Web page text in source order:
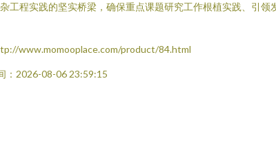
程实践的坚实桥梁，确保重点课题研究工作根植实践、引
www.momooplace.com/product/84.html
：2026-08-06 23:59:15